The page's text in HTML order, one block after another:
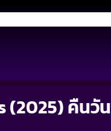
(2025) คืนวั